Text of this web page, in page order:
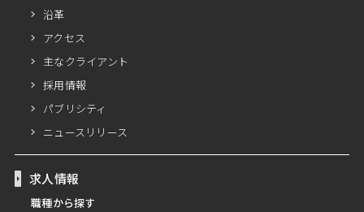
沿革
アクセス
主なクライアント
採用情報
パブリシティ
ニュースリリース
求人情報
職種から探す